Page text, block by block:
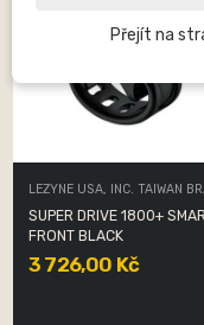
LEZYNE USA, INC. TAIWAN
SUPER DRIVE 1800+
FRONT BLACK
3 726,00 Kč
Přejít na